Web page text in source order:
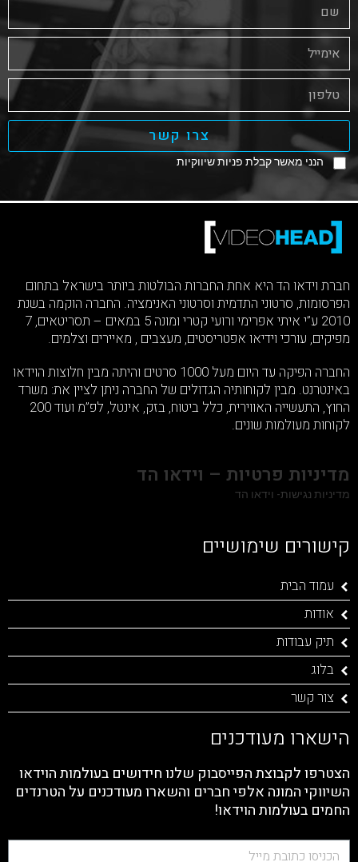
הנני מאשר קבלת פניות שיווקיות
צרו קשר
חברת וידאו הד היא אחת החברות הבולטות ביותר בישראל בתחום
הפרסומות, סרטוני התדמית וסרטוני האנימציה. החברה הוקמה בשנת
2010 ע”י איתי אפרימי ורועי קטרי ומונה 5 במאים – תסריטאים, 7
מפיקים, עורכי וידיאו אפטריסטים, מעצבים , מאיירים וצלמים.
החברה הפיקה עד היום מעל 1000 סרטים והיתה מבין חלוצות הוידאו
באינטרנט. מבין לקוחותיה הגדולים של החברה ניתן לציין את: משרד
החוץ, התעשייה האווירית, כלל ביטוח, בזק, אינטל, לפ”מ ועוד 200
לקוחות מעולמות שונים.
מדיניות פרטיות – וידאו הד
מדיניות נגישות- וידאו הד
קישורים שימושיים
עמוד הבית
אודות
תיק עבודות
בלוג
צור קשר
הישארו מעודכנים
הצטרפו לקבוצת הפייסבוק שלנו חידושים בעולמות הוידאו
השיווקי המונה אלפי חברים והשארו מעודכנים על הטרנדים
החמים בעולמות הוידאו!